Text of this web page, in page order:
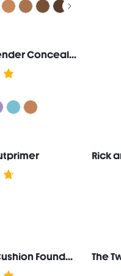
Like Magic Farbkorrigierender Concealer-Weiß
Lock & Go Long-Lasting Cushion Foundation-Linen